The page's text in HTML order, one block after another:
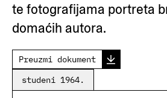
te fotografijama portreta
domaćih autora.
Preuzmi dokument
studeni 1964.